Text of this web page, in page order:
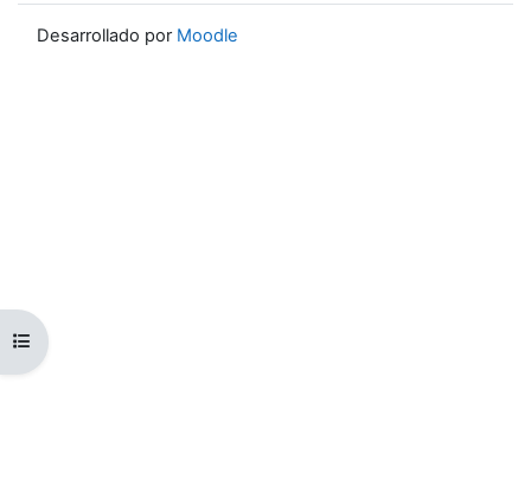
Abrir índice del curso
Desarrollado por Moodle